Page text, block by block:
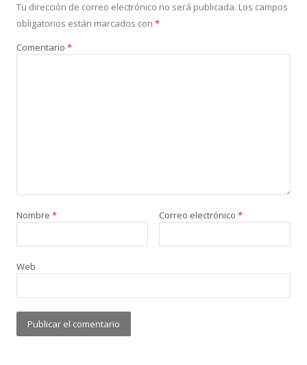
Tu dirección de correo electrónico no será publicada. Los campos
obligatorios están marcados con *
Comentario *
Nombre * Correo electrónico *
Web